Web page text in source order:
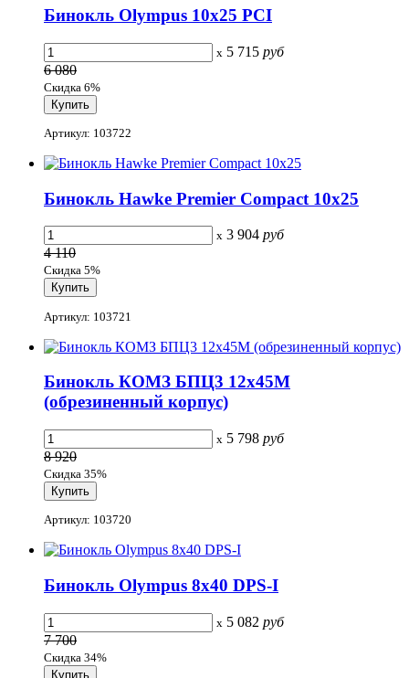
Бинокль Olympus 10x25 PCI
x 5 715 руб
6 080
Скидка 6%
Артикул: 103722
Бинокль Hawke Premier Compact 10x25
x 3 904 руб
4 110
Скидка 5%
Артикул: 103721
Бинокль КОМЗ БПЦ3 12x45М
(обрезиненный корпус)
x 5 798 руб
8 920
Скидка 35%
Артикул: 103720
Бинокль Olympus 8x40 DPS-I
x 5 082 руб
7 700
Скидка 34%